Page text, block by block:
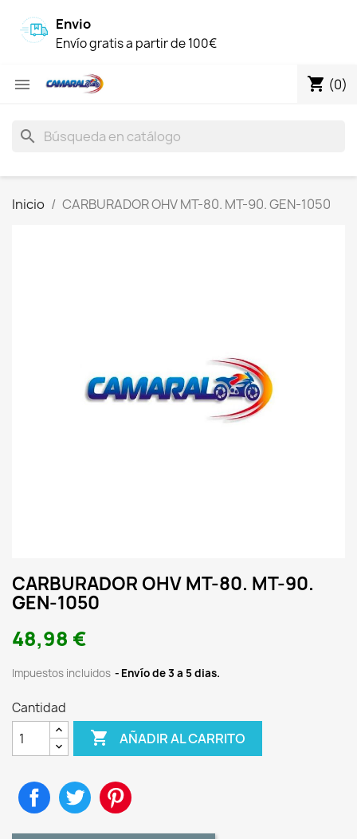
Envio
Envío gratis a partir de 100€
 shopping_cart (0)
search
Inicio CARBURADOR OHV MT-80. MT-90. GEN-1050
CARBURADOR OHV MT-80. MT-90.
GEN-1050
48,98 €
Impuestos incluidos Envío de 3 a 5 dias.
Cantidad
 AÑADIR AL CARRITO
CompartirTuitear